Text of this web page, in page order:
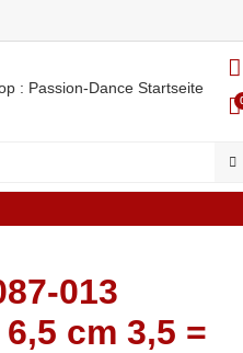
013
cm 3,5 =